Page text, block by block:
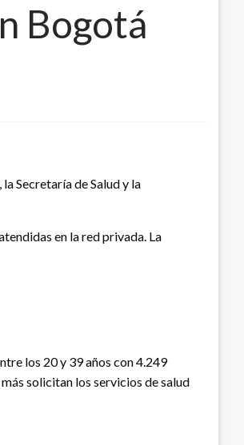
Bogotá
Secretaría de Salud y la
en la red privada. La
los 20 y 39 años con 4.249
solicitan los servicios de salud